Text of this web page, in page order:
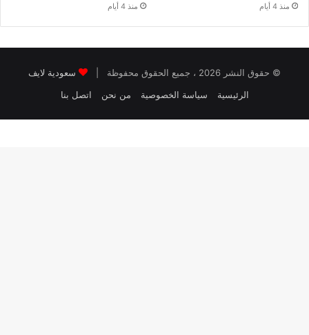
منذ 4 أيام منذ 4 أيام
© حقوق النشر 2026 ، جميع الحقوق محفوظة |
سعودية لايف
الرئيسية
سياسة الخصوصية من نحن اتصل بنا